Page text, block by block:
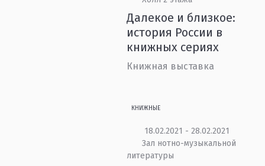
Далекое и близкое:
история России в
книжных сериях
Книжная выставка
КНИЖНЫЕ
18.02.2021 - 28.02.2021
Зал нотно-музыкальной
литературы